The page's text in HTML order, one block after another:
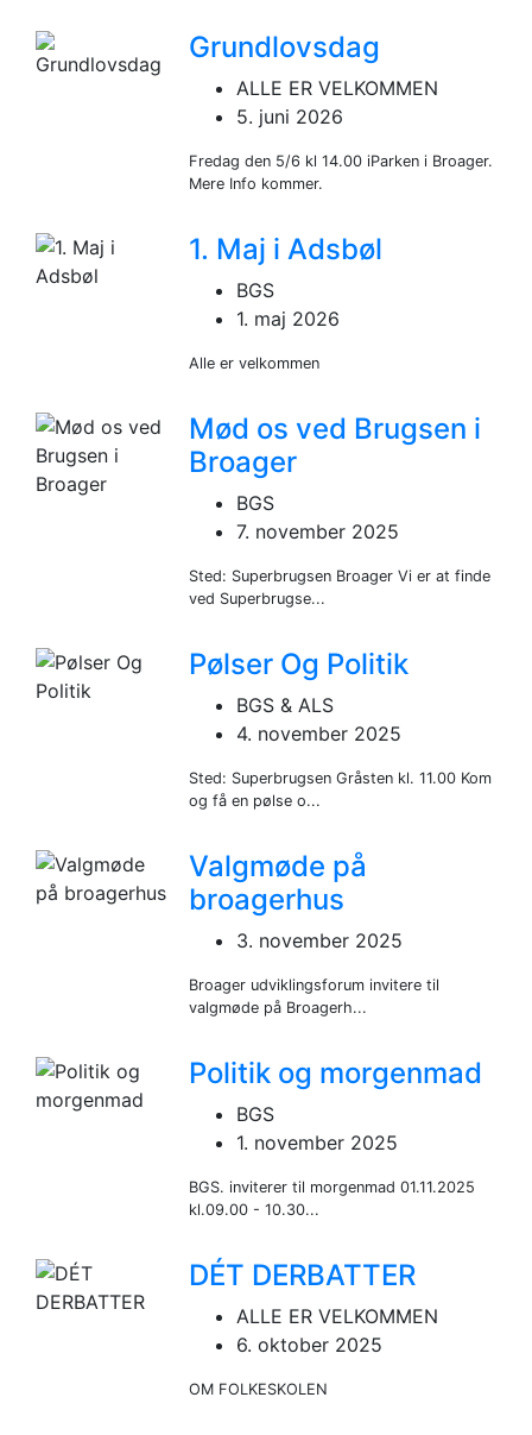
Grundlovsdag
ALLE ER VELKOMMEN
5. juni 2026
Fredag den 5/6 kl 14.00 iParken i Broager.
Mere Info kommer.
1. Maj i Adsbøl
BGS
1. maj 2026
Alle er velkommen
Mød os ved Brugsen i
Broager
BGS
7. november 2025
Sted: Superbrugsen Broager Vi er at finde
ved Superbrugse...
Pølser Og Politik
BGS & ALS
4. november 2025
Sted: Superbrugsen Gråsten kl. 11.00 Kom
og få en pølse o...
Valgmøde på
broagerhus
3. november 2025
Broager udviklingsforum invitere til
valgmøde på Broagerh...
Politik og morgenmad
BGS
1. november 2025
BGS. inviterer til morgenmad 01.11.2025
kl.09.00 - 10.30...
DÉT DERBATTER
ALLE ER VELKOMMEN
6. oktober 2025
OM FOLKESKOLEN